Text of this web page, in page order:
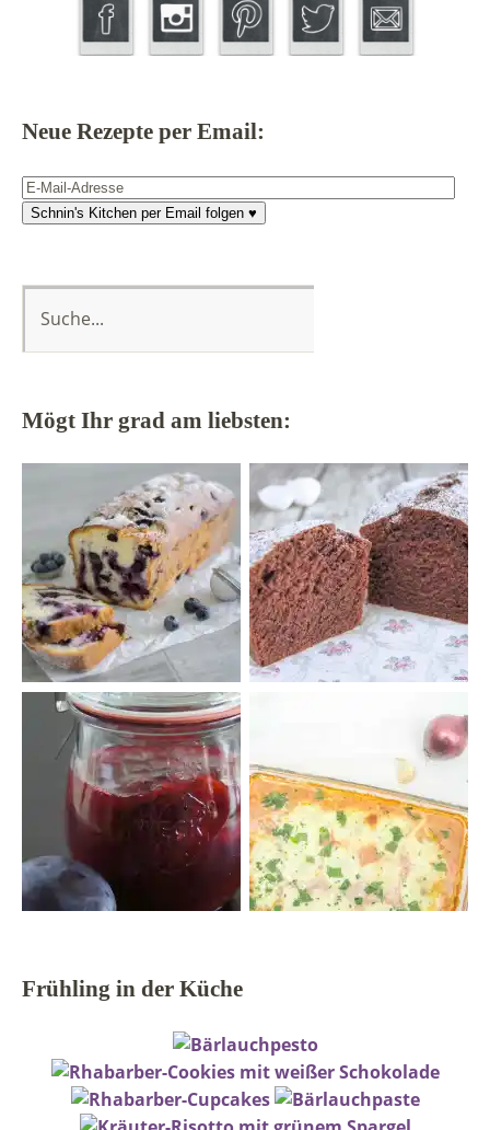
Neue Rezepte per Email:
E-
Mail-
Adresse
Schnin's Kitchen per Email folgen ♥
Mögt Ihr grad am liebsten:
Frühling in der Küche